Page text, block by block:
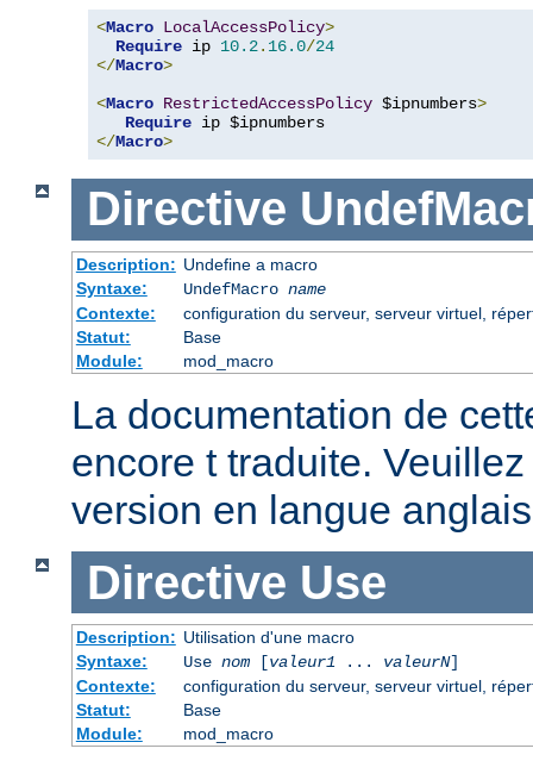
<Macro LocalAccessPolicy>
Require ip 10.2. 16.0/24
</Macro>
<Macro RestrictedAccessPolicy $ipnumbers>
Require
</Macro>
Directive
Description: Undefine a macro
Syntaxe:
UndefMacro name
Contexte:
configuration du serveur, serveur virtuel,
Statut:
Base
Module:
mod_macro
La documentation de
encore t traduite.
version en langue
Directive Use
Description: Utilisation d'une macro
Syntaxe:
Use nom[valeur1... valeurN]
Contexte:
configuration du serveur, serveur virtuel,
Statut:
Base
Module:
mod_macro